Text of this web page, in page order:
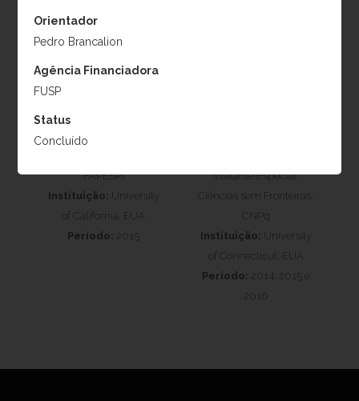
Orientador
Pedro Brancalion
Agência Financiadora
FUSP
Status
Concluído
Karen D. Holl
nucleation for tropical
forest cost-effective
FAPESP)
Instituição: University
of California, EUA
Período: 2015
Visitante Especial,
Ciências sem Fronteiras,
CNPq
Instituição: University
of Connecticut, EUA
Período: 2014, 2015 e
2016